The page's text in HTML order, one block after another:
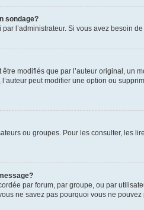
sondage?
l’administrateur. Si vous avez besoin
modifiés que par l’auteur original, un
peut modifier une option ou
ou groupes. Pour les consulter, les
par forum, par groupe, ou par
ne savez pas pourquoi vous ne